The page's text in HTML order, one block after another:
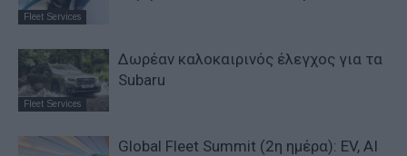
Fleet Services
Fleet Services
Δωρέαν καλοκαιρινός έλεγχος για τα
Subaru
Global Fleet Summit (2η ημέρα): EV, AI